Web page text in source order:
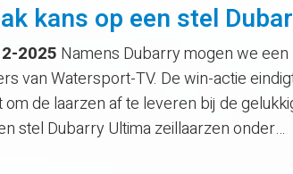
kans op een stel
2025 Namens Dubarry mogen we
van Watersport-TV. De win-actie
om de laarzen af te leveren bij de
stel Dubarry Ultima zeillaarzen onder…